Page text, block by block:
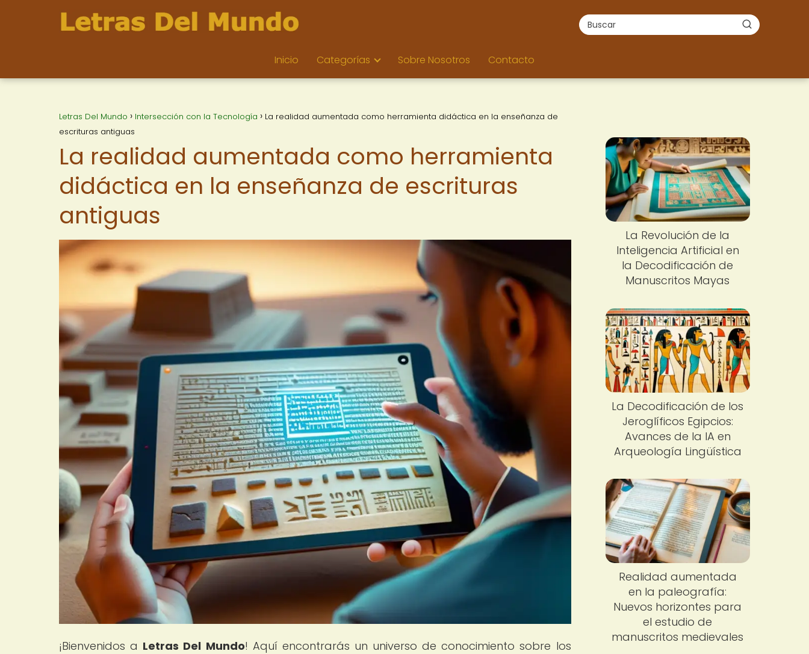
Inicio Categorías Sobre Nosotros Contacto
Letras Del Mundo Intersección con la Tecnología
La realidad aumentada como herramienta didáctica en la enseñanza de
escrituras antiguas
La realidad aumentada como herramienta
didáctica en la enseñanza de escrituras
antiguas
¡Bienvenidos a Letras Del Mundo! Aquí encontrarás un universo de conocimiento sobre los
La Revolución de la
Inteligencia Artificial en
la Decodificación de
Manuscritos Mayas
La Decodificación de los
Jeroglíficos Egipcios:
Avances de la IA en
Arqueología Lingüística
Realidad aumentada
en la paleografía:
Nuevos horizontes para
el estudio de
manuscritos medievales